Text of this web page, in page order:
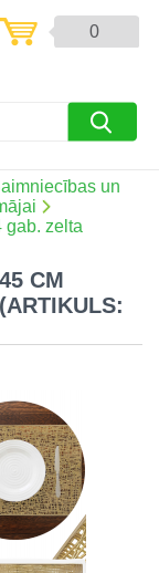
0
un
gab. zelta
CM